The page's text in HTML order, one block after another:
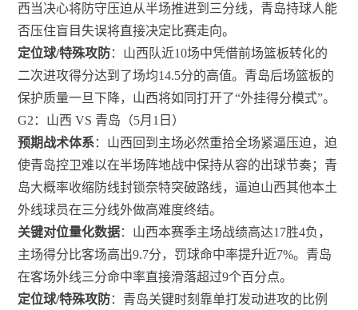
西当决心将防守压迫从半场推进到三分线，青岛持球人能
否压住盲目失误将直接决定比赛走向。
定位球/特殊攻防：山西队近10场中凭借前场篮板转化的
二次进攻得分达到了场均14.5分的高值。青岛后场篮板的
保护质量一旦下降，山西将如同打开了“外挂得分模式”。
G2：山西 VS 青岛（5月1日）
预期战术体系：山西回到主场必然重拾全场紧逼压迫，迫
使青岛控卫难以在半场阵地战中保持从容的出球节奏；青
岛大概率收缩防线封锁奈特突破路线，逼迫山西其他本土
外线球员在三分线外做高难度终结。
关键对位量化数据：山西本赛季主场战绩高达17胜4负，
主场得分比客场高出9.7分，罚球命中率提升近7%。青岛
在客场外线三分命中率直接滑落超过9个百分点。
定位球/特殊攻防：青岛关键时刻靠单打发动进攻的比例